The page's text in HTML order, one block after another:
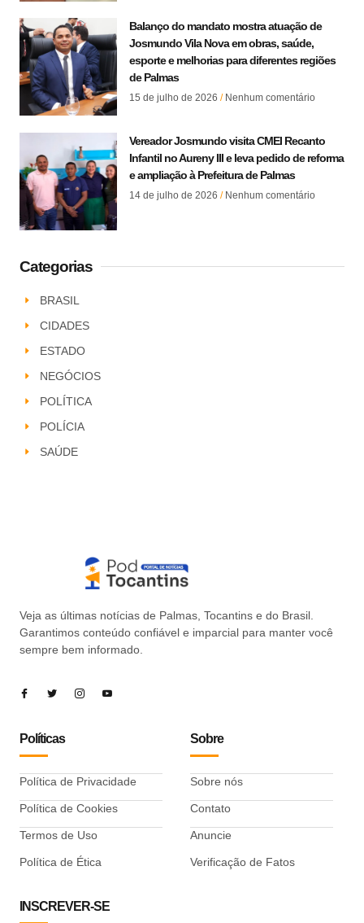
Balanço do mandato mostra atuação de
Josmundo Vila Nova em obras, saúde,
esporte e melhorias para diferentes regiões
de Palmas
15 de julho de 2026 Nenhum comentário
Vereador Josmundo visita CMEI Recanto
Infantil no Aureny III e leva pedido de reforma
e ampliação à Prefeitura de Palmas
14 de julho de 2026 Nenhum comentário
Categorias
BRASIL
CIDADES
ESTADO
NEGÓCIOS
POLÍTICA
POLÍCIA
SAÚDE
Veja as últimas notícias de Palmas, Tocantins e do Brasil.
Garantimos conteúdo confiável e imparcial para manter você
sempre bem informado.
Políticas
Política de Privacidade
Política de Cookies
Termos de Uso
Política de Ética
Sobre
Sobre nós
Contato
Anuncie
Verificação de Fatos
INSCREVER-SE